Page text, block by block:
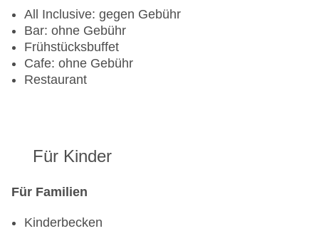
All Inclusive: gegen Gebühr
Bar: ohne Gebühr
Frühstücksbuffet
Cafe: ohne Gebühr
Restaurant
Für Kinder
Für Familien
Kinderbecken